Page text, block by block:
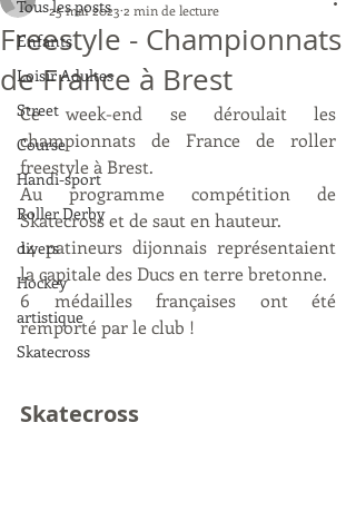
Tous les posts
Enfants
Loisir Adultes
Street
Course
Handi-sport
Roller Derby
divers
Hockey
artistique
Skatecross
Freestyle - Championnats
de France à Brest
25 mai 2023 2 min de lecture
Ce week-end se déroulait les
championnats de France de roller
freestyle à Brest.
Au programme compétition de
Skatecross et de saut en hauteur.
14 patineurs dijonnais représentaient
la capitale des Ducs en terre bretonne.
6 médailles françaises ont été
remporté par le club !
Skatecross